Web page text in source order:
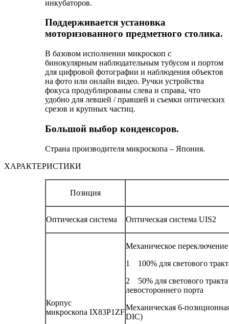
инкубаторов.
Поддерживается установка
моторизованного предметного столика.
В базовом исполнении микроскоп с
бинокулярным наблюдательным тубусом и портом
для цифровой фотографии и наблюдения объектов
на фото или онлайн видео. Ручки устройства
фокуса продублированы слева и справа, что
удобно для левшей / правшей и съемки оптических
срезов и крупных частиц.
Большой выбор конденсоров.
Страна производителя микроскопа – Япония.
ХАРАКТЕРИСТИКИ
Позиция
Оптическая система Оптическая система UIS2
Корпус
микроскопа IX83P1ZF
Механическое переключение
1 100% для светового
2 50% для светового
левостороннего порта
Механическая 6-
DIC)